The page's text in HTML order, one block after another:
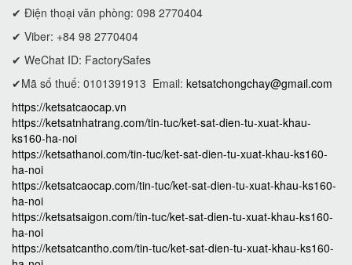
✔ Điện thoại văn phòng: 098 2770404
✔ Viber: +84 98 2770404
✔ WeChat ID: FactorySafes
✔Mã số thuế: 0101391913 Email: ketsatchongchay@gmail.com
https://ketsatcaocap.vn
https://ketsatnhatrang.com/tin-tuc/ket-sat-dien-tu-xuat-khau-
ks160-ha-noi
https://ketsathanoi.com/tin-tuc/ket-sat-dien-tu-xuat-khau-ks160-
ha-noi
https://ketsatcaocap.com/tin-tuc/ket-sat-dien-tu-xuat-khau-ks160-
ha-noi
https://ketsatsaigon.com/tin-tuc/ket-sat-dien-tu-xuat-khau-ks160-
ha-noi
https://ketsatcantho.com/tin-tuc/ket-sat-dien-tu-xuat-khau-ks160-